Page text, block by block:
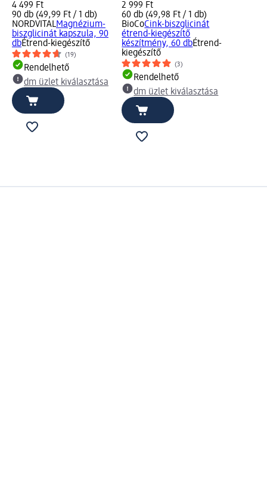
4 499 Ft
90 db (49,99 Ft / 1 db)
NORDVITALMagnézium-
biszglicinát kapszula, 90
dbÉtrend-kiegészítő
(19)
Rendelhető
dm üzlet kiválasztása
2 999 Ft
60 db (49,98 Ft / 1 db)
BioCoCink-biszglicinát
étrend-kiegészítő
készítmény, 60 dbÉtrend-
kiegészítő
(3)
Rendelhető
dm üzlet kiválasztása